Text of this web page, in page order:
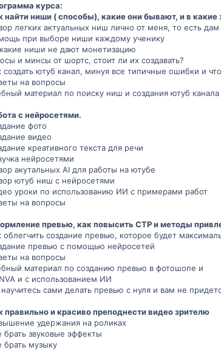
курса:
найти ниши ( способы), какие они бывают, и в какие
легких актуальных ниш лично от меня, то есть
при выборе ниши каждому ученику
ниши не дают монетизацию
и минсы от шортс, стоит ли их создавать?
создать ютуб канал, минуя все типичные ошибки и
на вопросы
материал по поиску ниш и создания ютуб канала
с нейросетями.
фото
видео
креативного текста для речи
нейросетями
акутальных AI для работы на ютубе
ютуб ниш с нейросетями
уроки по использованию ИИ с примерами работ
на вопросы
превью, как повысить СТР и методы
облегчить создание превью, которое будет
превью с помощью нейросетей
на вопросы
материал по созданию превью в фотошопе и
и с использованием ИИ
сами делать превью с нуля и вам не
правильно и красиво преподнести видео зрителю
удержания на роликах
брать звуковые эффекты
брать музыку